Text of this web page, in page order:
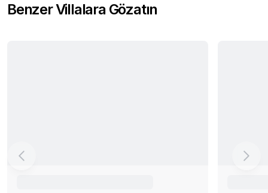
Benzer Villalara Gözatın